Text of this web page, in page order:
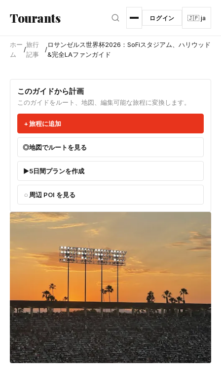
Tourants ログイン 🇯🇵 ja
ホー
ム
/
旅行
記事
/
ロサンゼルス世界杯2026：SoFiスタジアム、ハリウッド
&完全LAファンガイド
このガイドから計画
このガイドをルート、地図、編集可能な旅程に変換します。
旅程に追加
地図でルートを見る
5日間プランを作成
周辺 POI を見る